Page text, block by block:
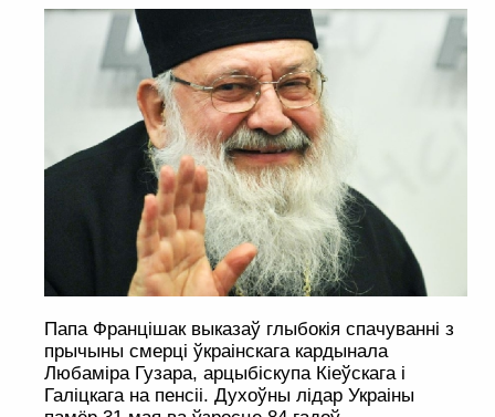
Папа Францішак выказаў глыбокія спачуванні з
прычыны смерці ўкраінскага кардынала
Любаміра Гузара, арцыбіскупа Кіеўскага і
Галіцкага на пенсіі. Духоўны лідар Украіны